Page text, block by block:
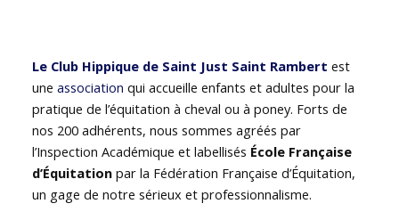
Le Club Hippique de Saint Just Saint Rambert est
uneassociation qui accueille enfants et adultes pour la
pratique de l’équitation à cheval ou à poney. Forts de
nos 200 adhérents, nous sommes agréés par
l’Inspection Académique et labellisés École Française
d’Équitation par la Fédération Française d’Équitation,
un gage de notre sérieux et professionnalisme.